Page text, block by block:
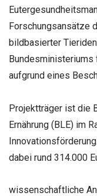
Forschungsansätze
bildbasierter
Bundesministeriums
aufgrund eines
Projektträger ist die
Ernährung (BLE) im
dabei rund 314.000
wissenschaftliche